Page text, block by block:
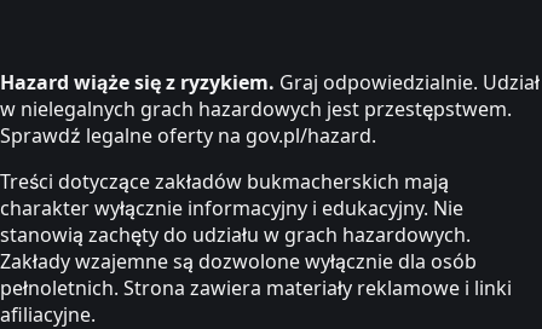
Hazard wiąże się z ryzykiem. Graj odpowiedzialnie. Udział
w nielegalnych grach hazardowych jest przestępstwem.
Sprawdź legalne oferty na gov.pl/hazard.
Treści dotyczące zakładów bukmacherskich mają
charakter wyłącznie informacyjny i edukacyjny. Nie
stanowią zachęty do udziału w grach hazardowych.
Zakłady wzajemne są dozwolone wyłącznie dla osób
pełnoletnich. Strona zawiera materiały reklamowe i linki
afiliacyjne.